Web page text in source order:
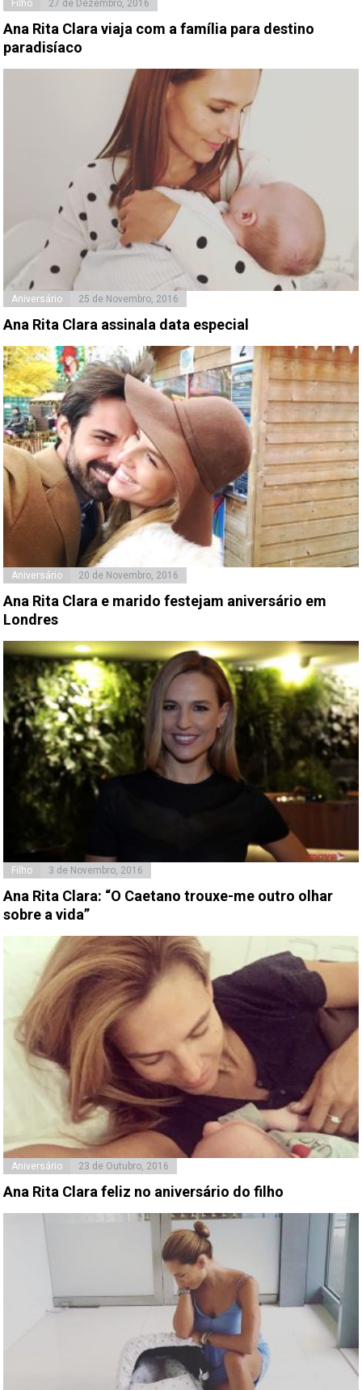
Filho 27 de Dezembro, 2016
Ana Rita Clara viaja com a família para destino
paradisíaco
Aniversário 25 de Novembro, 2016
Ana Rita Clara assinala data especial
Aniversário 20 de Novembro, 2016
Ana Rita Clara e marido festejam aniversário em
Londres
Filho 3 de Novembro, 2016
Ana Rita Clara: “O Caetano trouxe-me outro olhar
sobre a vida”
Aniversário 23 de Outubro, 2016
Ana Rita Clara feliz no aniversário do filho